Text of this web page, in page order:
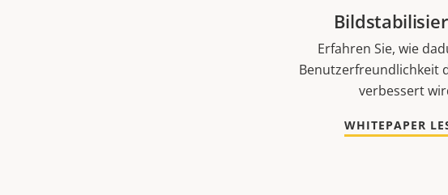
Erfahren Sie, wie
Benutzerfreundlichkeit
verbessert
WHITEPAPER